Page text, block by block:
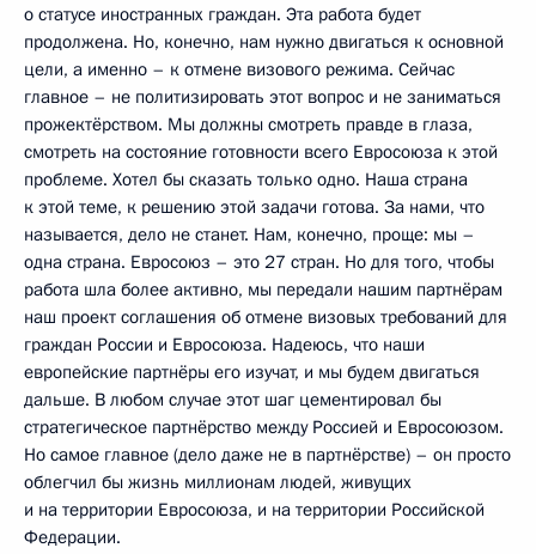
о статусе иностранных граждан. Эта работа будет
продолжена. Но, конечно, нам нужно двигаться к основной
цели, а именно – к отмене визового режима. Сейчас
главное – не политизировать этот вопрос и не заниматься
прожектёрством. Мы должны смотреть правде в глаза,
смотреть на состояние готовности всего Евросоюза к этой
проблеме. Хотел бы сказать только одно. Наша страна
к этой теме, к решению этой задачи готова. За нами, что
называется, дело не станет. Нам, конечно, проще: мы –
одна страна. Евросоюз – это 27 стран. Но для того, чтобы
работа шла более активно, мы передали нашим партнёрам
наш проект соглашения об отмене визовых требований для
граждан России и Евросоюза. Надеюсь, что наши
европейские партнёры его изучат, и мы будем двигаться
дальше. В любом случае этот шаг цементировал бы
стратегическое партнёрство между Россией и Евросоюзом.
Но самое главное (дело даже не в партнёрстве) – он просто
облегчил бы жизнь миллионам людей, живущих
и на территории Евросоюза, и на территории Российской
Федерации.